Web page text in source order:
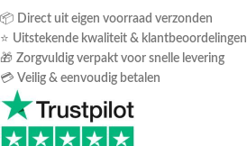
📦 Direct uit eigen voorraad verzonden
⭐ Uitstekende kwaliteit & klantbeoordelingen
🎁 Zorgvuldig verpakt voor snelle levering
💳 Veilig & eenvoudig betalen